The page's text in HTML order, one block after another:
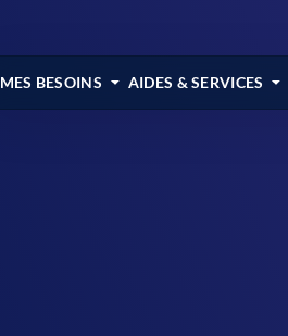
MES BESOINS AIDES & SERVICES